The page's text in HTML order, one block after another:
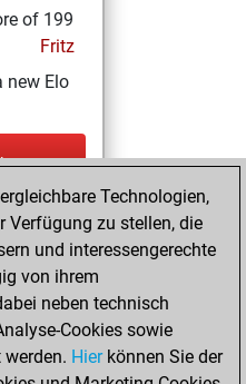
of 199
Fritz
new Elo
3
Play
+1
24,
Technologien,
Verfügung zu stellen, die
und interessengerechte
von ihrem
neben technisch
Cookies sowie
Hierkönnen Sie der